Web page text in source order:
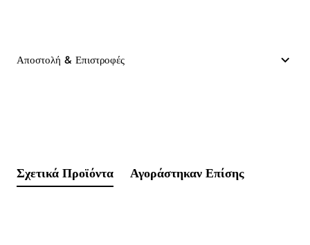
Αποστολή & Επιστροφές
Σχετικά Προϊόντα Αγοράστηκαν Επίσης